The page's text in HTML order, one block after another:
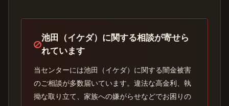
池田（イケダ）に関する相談が寄せら
れています
当センターには池田（イケダ）に関する闇金被害
のご相談が多数届いています。違法な高金利、執
拗な取り立て、家族への嫌がらせなどでお困りの